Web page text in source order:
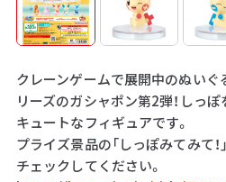
クレーンゲームで展開中のぬいぐ
リーズのガシャポン第2弾！しっ
キュートなフィギュアです。
プライズ景品の「しっぽみてみて
チェックしてください。